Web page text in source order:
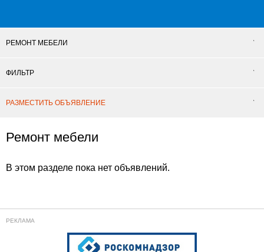
РЕМОНТ МЕБЕЛИ
ФИЛЬТР
РАЗМЕСТИТЬ ОБЪЯВЛЕНИЕ
Ремонт мебели
В этом разделе пока нет объявлений.